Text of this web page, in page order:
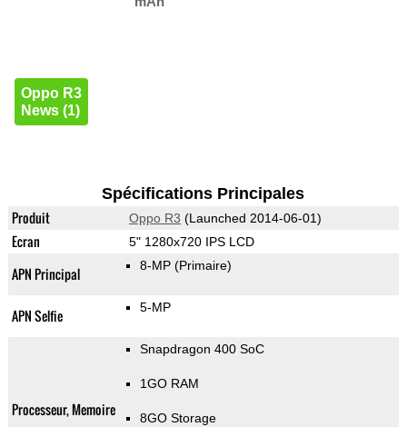
Oppo R3
News (1)
Spécifications Principales
Produit Oppo R3 (Launched 2014-06-01)
Ecran 5" 1280x720 IPS LCD
APN Principal 8-MP (Primaire)
APN Selfie 5-MP
Processeur, Memoire
Snapdragon 400 SoC
1GO RAM
8GO Storage